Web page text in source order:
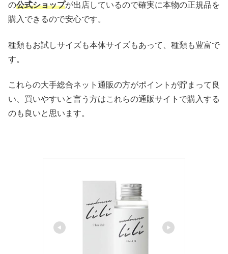
の公式ショップが出店しているので確実に本物の正規品を
購入できるので安心です。
種類もお試しサイズも本体サイズもあって、種類も豊富で
す。
これらの大手総合ネット通販の方がポイントが貯まって良
い、買いやすいと言う方はこれらの通販サイトで購入する
のも良いと思います。